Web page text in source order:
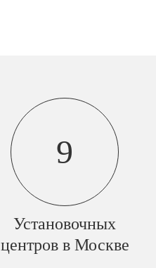
9
Установочных
центров в Москве